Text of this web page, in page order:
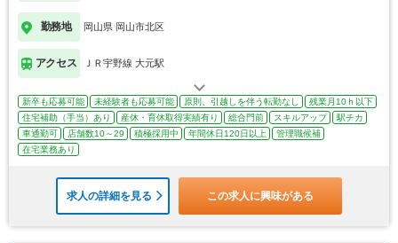
勤務地 岡山県 岡山市北区
アクセス ＪＲ宇野線 大元駅
新卒も応募可能 未経験者も応募可能 原則、引越しを伴う転勤なし
残業月10ｈ以下
住宅補助（手当）あり
産休・育休取得実績有り 総合門前 スキルアップ
駅チカ
車通勤可
店舗数10～29 積極採用中 年間休日120日以上
管理職候補
在宅業務あり
求人の詳細を見る この求人に興味がある